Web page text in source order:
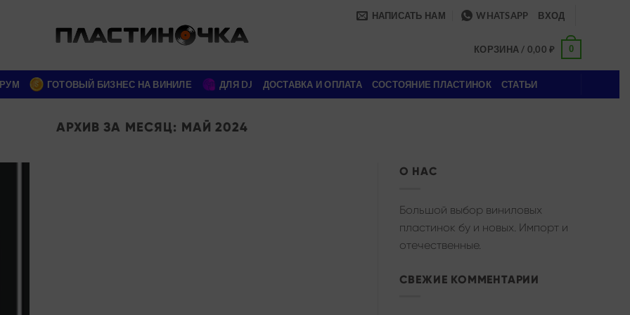
НАПИСАТЬ НАМ WHATSAPP ВХОД
КОРЗИНА / 0,00₽ 0
ГОТОВЫЙ БИЗНЕС НА ВИНИЛЕ ДЛЯ DJ ДОСТАВКА И ОПЛАТА СОСТОЯНИЕ ПЛАСТИНОК СТАТЬИ
АРХИВ ЗА МЕСЯЦ: МАЙ 2024
О НАС
Большой выбор виниловых
пластинок бу и новых. Импорт и
отечественные.
СВЕЖИЕ КОММЕНТАРИИ